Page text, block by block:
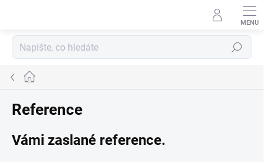
Hledat
Domů
Reference
Vámi zaslané reference.